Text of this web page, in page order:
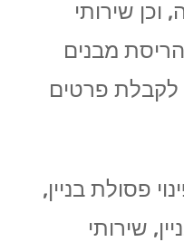
שירותי
הריסת מבנים
לקבלת פרטים
פסולת בניין,
שירותי